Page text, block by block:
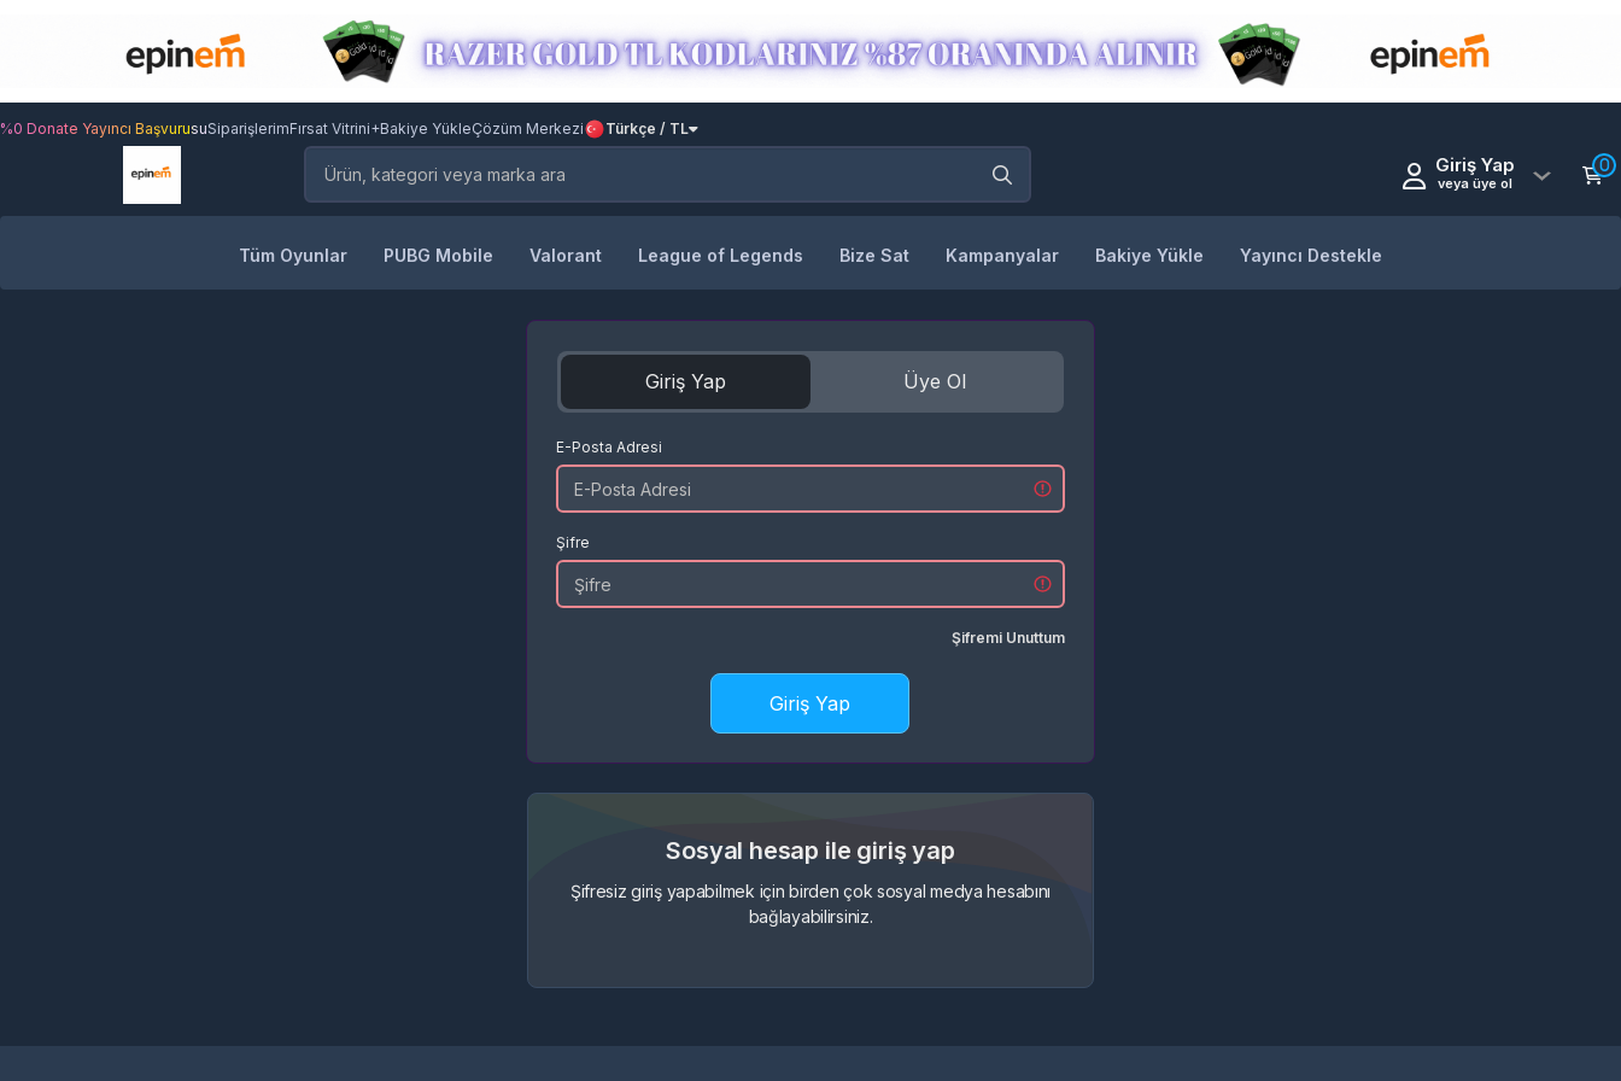
%0 Donate Yayıncı BaşvurusuSiparişlerimFırsat Vitrini+Bakiye YükleÇözüm Merkezi Türkçe / TL
Giriş Yap
veya üye ol
0
Tüm Oyunlar PUBG Mobile Valorant League of Legends Bize Sat Kampanyalar Bakiye Yükle Yayıncı Destekle
Giriş Yap Üye Ol
E-Posta Adresi
Şifre
Şifremi Unuttum
Giriş Yap
Sosyal hesap ile giriş yap
Şifresiz giriş yapabilmek için birden çok sosyal medya hesabını
bağlayabilirsiniz.